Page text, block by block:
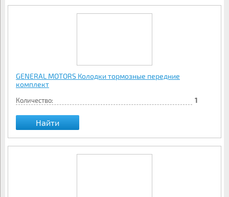
GENERAL MOTORS Колодки тормозные передние
комплект
Количество: 1
Найти